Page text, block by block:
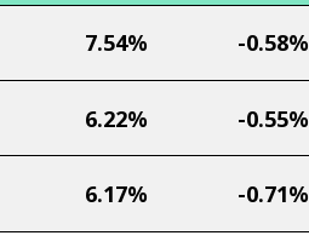
-0.58%
7.54%
-0.55%
6.22%
-0.71%
6.17%